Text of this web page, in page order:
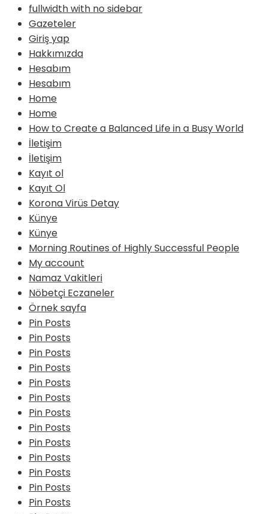
fullwidth with no sidebar
Gazeteler
Giriş yap
Hakkımızda
Hesabım
Hesabım
Home
Home
How to Create a Balanced Life in a Busy World
İletişim
İletişim
Kayıt ol
Kayıt Ol
Korona Virüs Detay
Künye
Künye
Morning Routines of Highly Successful People
My account
Namaz Vakitleri
Nöbetçi Eczaneler
Örnek sayfa
Pin Posts
Pin Posts
Pin Posts
Pin Posts
Pin Posts
Pin Posts
Pin Posts
Pin Posts
Pin Posts
Pin Posts
Pin Posts
Pin Posts
Pin Posts